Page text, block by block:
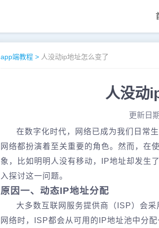
app端教程 > 人没动ip地址怎么变了
人没动
更新日
在数字化时代，网络已成为我们日常
网络都扮演着至关重要的角色。然而，在
象，比如明明人没有移动，IP地址却发生
入探讨这一问题。
‌原因一、动态IP地址分配‌
大多数互联网服务提供商（ISP）会
网络时，ISP都会从可用的IP地址池中分